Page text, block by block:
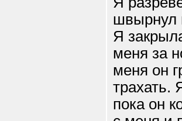
швырнул
Я
меня за
меня он
трахать.
пока он